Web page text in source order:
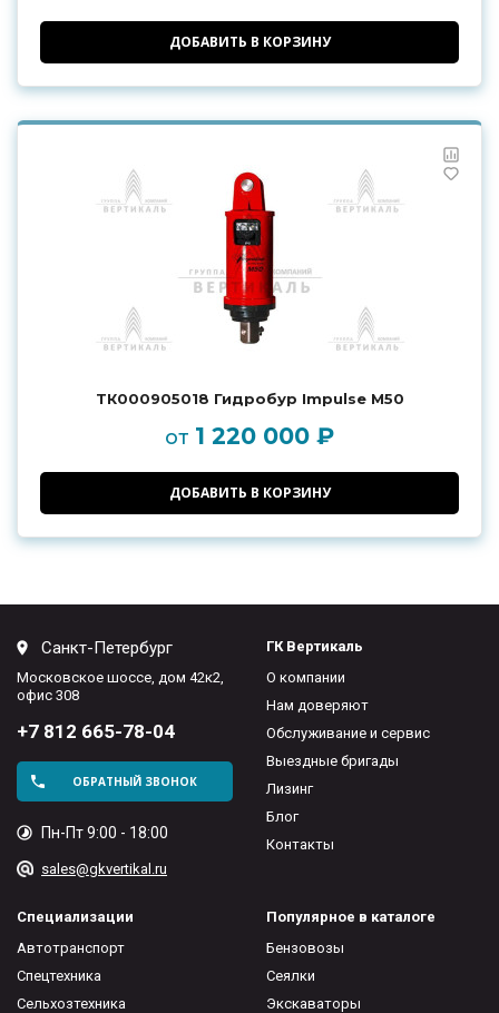
ДОБАВИТЬ В КОРЗИНУ
ТК000905018 Гидробур Impulse M50
от 1 220 000 ₽
ДОБАВИТЬ В КОРЗИНУ
Санкт-Петербург
Московское шоссе, дом 42к2,
офис 308
+7 812 665-78-04
ОБРАТНЫЙ ЗВОНОК
Пн-Пт 9:00 - 18:00
sales@gkvertikal.ru
ГК Вертикаль
О компании
Нам доверяют
Обслуживание и сервис
Выездные бригады
Лизинг
Блог
Контакты
Специализации
Автотранспорт
Спецтехника
Сельхозтехника
Популярное в каталоге
Бензовозы
Сеялки
Экскаваторы